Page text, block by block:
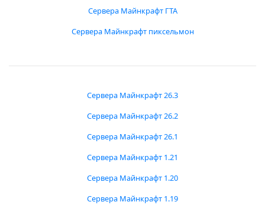
Сервера Майнкрафт ГТА
Сервера Майнкрафт пиксельмон
Сервера Майнкрафт 26.3
Сервера Майнкрафт 26.2
Сервера Майнкрафт 26.1
Сервера Майнкрафт 1.21
Сервера Майнкрафт 1.20
Сервера Майнкрафт 1.19